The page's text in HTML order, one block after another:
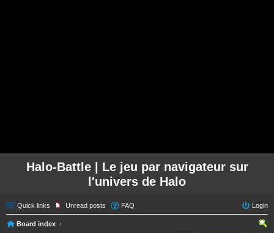
Halo-Battle | Le jeu par navigateur sur
l'univers de Halo
Quick links Unread posts FAQ Login
Board index